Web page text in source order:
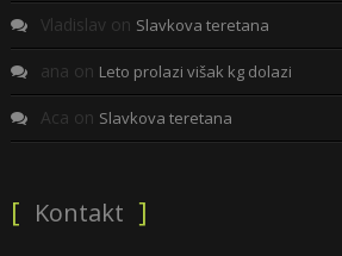
Vladislav on Slavkova teretana
ana on Leto prolazi višak kg dolazi
Aca on Slavkova teretana
Kontakt